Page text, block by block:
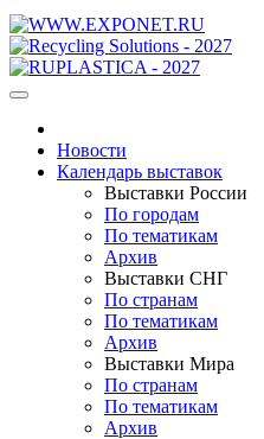
Новости
Календарь выставок
Выставки России
По городам
По тематикам
Архив
Выставки СНГ
По странам
По тематикам
Архив
Выставки Мира
По странам
По тематикам
Архив